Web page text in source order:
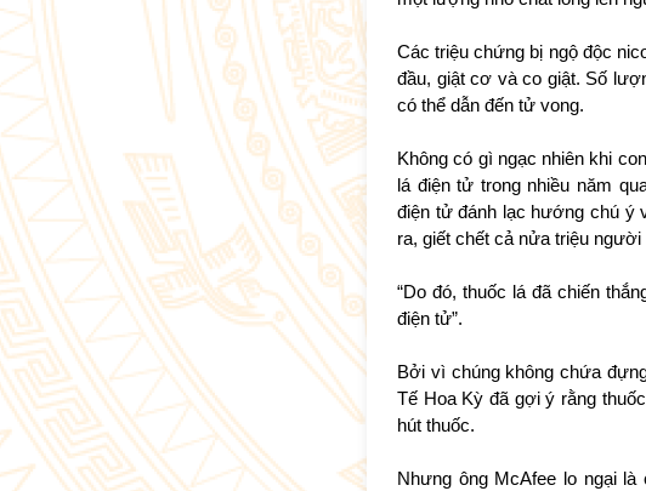
Các triệu chứng bị ngộ độc
đầu, giật cơ và co giật. Số
có thể dẫn đến tử vong.
Không có gì ngạc nhiên khi
lá điện tử trong nhiều năm
điện tử đánh lạc hướng chú ý
ra, giết chết cả nửa triệu
“Do đó, thuốc lá đã chiến
điện tử”.
Bởi vì chúng không chứa
Tế Hoa Kỳ đã gợi ý rằng
hút thuốc.
Nhưng ông McAfee lo ngại